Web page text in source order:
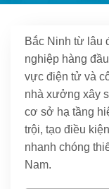
Bắc Ninh từ lâu
nghiệp hàng
vực điện tử và
nhà xưởng xây
cơ sở hạ tầng
trội, tạo điều
nhanh chóng
Nam.